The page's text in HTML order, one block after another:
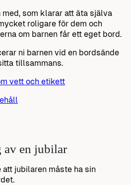
med, som klarar att äta själva
roligare för dem och
om barnen får ett eget bord.
ni barnen vid en bordsände
tillsammans.
vett och etikett
av en jubilar
att jubilaren måste ha sin